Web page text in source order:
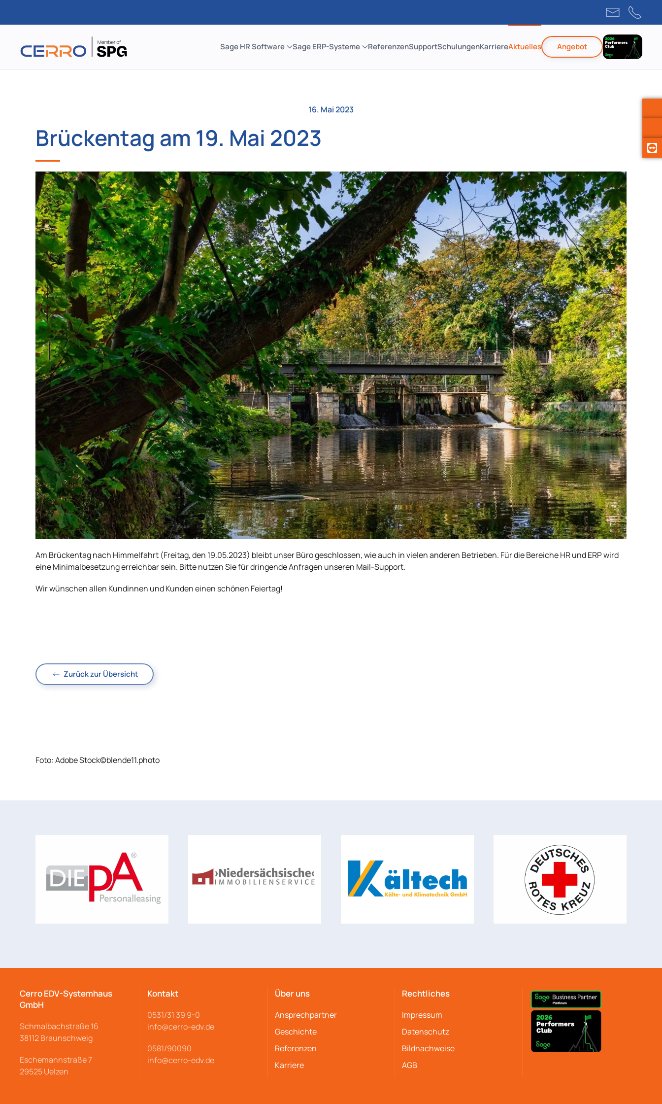
Zum
springen
Sage HR Software Sage ERP-Systeme ReferenzenSupportSchulungenKarriereAktuelles Angebot
16. Mai 2023
Brückentag am 19. Mai 2023
Am Brückentag nach Himmelfahrt (Freitag, den 19.05.2023) bleibt unser Büro geschlossen, wie auch in vielen anderen Betrieben. Für die Bereiche HR und ERP wird
eine Minimalbesetzung erreichbar sein. Bitte nutzen Sie für dringende Anfragen unseren Mail-Support.
Wir wünschen allen Kundinnen und Kunden einen schönen Feiertag!
Zurück zur Übersicht
Foto: Adobe Stock©blende11.photo
Cerro EDV-Systemhaus
GmbH
Schmalbachstraße16
38112 Braunschweig
Eschemannstraße 7
29525 Uelzen
Kontakt
0531/31 39 9-0
info@cerro-edv.de
0581/90090
info@cerro-edv.de
Über uns
Ansprechpartner
Geschichte
Referenzen
Karriere
Rechtliches
Impressum
Datenschutz
Bildnachweise
AGB